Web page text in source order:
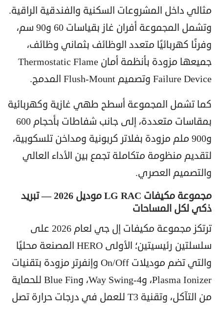
مثالي داخل المشروعات السكنية والفندقية الراقية.
وتشمل المجموعة أفران غاز بقياسات 60 و90 سم،
وفرنًا كهربائيًا متعدد الوظائف بثماني وظائف،
جميعها مزودة بأنظمة أمان Thermostatic Flame
Failure Device وتصميم Flush-Mount المدمج.
كما تشمل المجموعة أسطح طهي غازية وكهربائية
بمقاسات متعددة، إلى جانب شفاطات بأحجام 600
و900 ملم مزودة بفلاتر كربونية ومداخن تلسكوبية،
لتقديم منظومة متكاملة تجمع بين الأداء العالي
والتصميم العصري.
مجموعة مكيفات LG RAC موديل 2026 — تبريد
ذكي لكل المساحات
ترتكز مجموعة مكيفات إل جي لعام 2026 على
سلسلتين رئيسيتين؛ الأولى HERO المصنعة محليًا
والتي تضم موديلات On/Off وإنفرتر مزودة بتقنيات
Plasma Ionizer، و4-Way Swing، وBlue Fin للحماية
من التآكل، وتقنية T3 للعمل في درجات حرارة تصل